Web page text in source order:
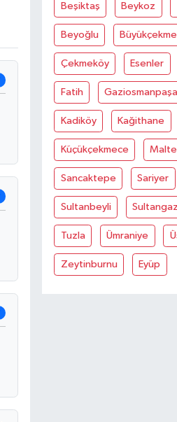
Beşiktaş Beykoz
Beyoğlu
Çekmeköy Esenler
Fatih Gaziosmanpaşa
Kadiköy Kağithane
Küçükçekmece
Sancaktepe Sariyer
Sultanbeyli
Tuzla Ümraniye
Zeytinburnu Eyüp